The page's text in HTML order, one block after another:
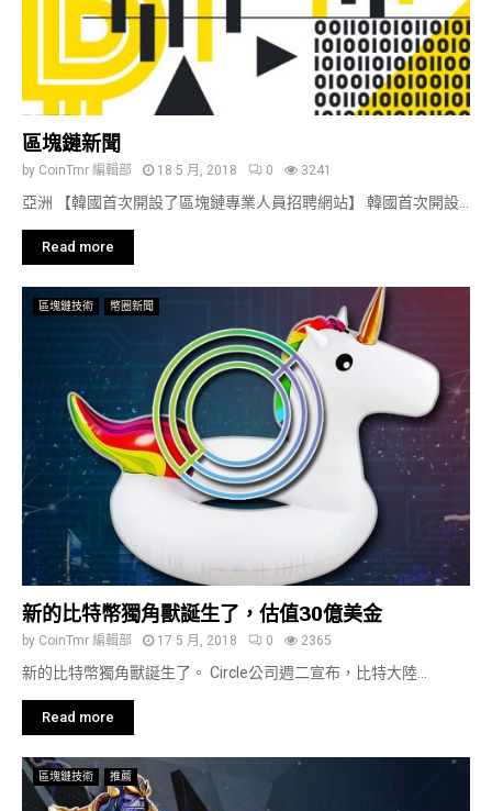
區塊鏈新聞
by CoinTmr 編輯部 18 5 月, 2018 0 3241
亞洲 【韓國首次開設了區塊鏈專業人員招聘網站】 韓國首次開設...
Read more
區塊鏈技術 幣圈新聞
新的比特幣獨角獸誕生了，估值30億美金
by CoinTmr 編輯部 17 5 月, 2018 0 2365
新的比特幣獨角獸誕生了。 Circle公司週二宣布，比特大陸...
Read more
區塊鏈技術 推薦